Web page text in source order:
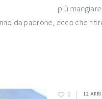
più
da padrone, ecco che
0 12